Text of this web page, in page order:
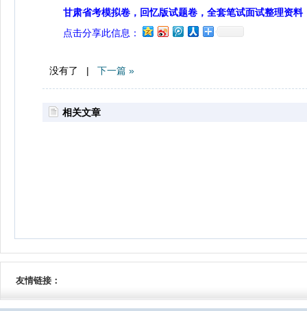
甘肃省考模拟卷，回忆版试题卷，全套笔试面试整理资料
点击分享此信息：
没有了 | 下一篇 »
相关文章
友情链接：